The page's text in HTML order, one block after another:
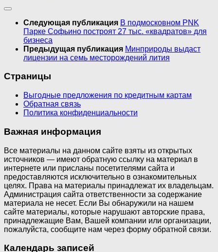
Следующая публикация В подмосковном PNK
Парке Софьино построят 27 тыс. «квадратов» для
бизнеса
Предыдущая публикация Минприроды выдаст
лицензии на семь месторождений лития
Страницы
Выгодные предложения по кредитным картам
Обратная связь
Политика конфиденциальности
Важная информация
Все материалы на данном сайте взяты из открытых
источников — имеют обратную ссылку на материал в
интернете или присланы посетителями сайта и
предоставляются исключительно в ознакомительных
целях. Права на материалы принадлежат их владельцам.
Администрация сайта ответственности за содержание
материала не несет. Если Вы обнаружили на нашем
сайте материалы, которые нарушают авторские права,
принадлежащие Вам, Вашей компании или организации,
пожалуйста, сообщите нам через форму обратной связи.
Календарь записей